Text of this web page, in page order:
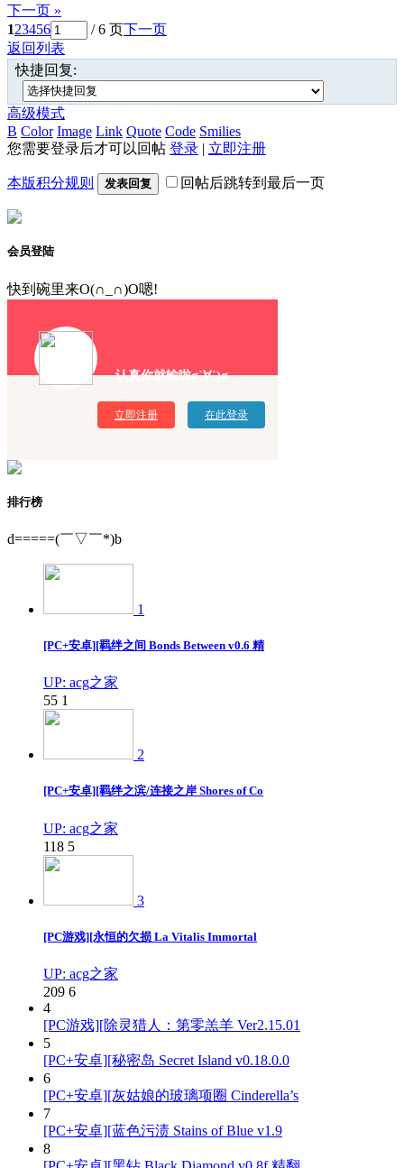
下一页 »
123456 / 6 页下一页
返回列表
快捷回复:
高级模式
B Color Image Link Quote Code Smilies
您需要登录后才可以回帖 登录 | 立即注册
本版积分规则 发表回复 回帖后跳转到最后一页
会员登陆
快到碗里来O(∩_∩)O嗯!
认真你就输啦σ`∀´)σ
立即注册 在此登录
排行榜
d=====(￣▽￣*)b
1
[PC+安卓][羁绊之间 Bonds Between v0.6 精
UP: acg之家
55 1
2
[PC+安卓][羁绊之滨/连接之岸 Shores of Co
UP: acg之家
118 5
3
[PC游戏][永恒的欠损 La Vitalis Immortal
UP: acg之家
209 6
4
[PC游戏][除灵猎人：第零羔羊 Ver2.15.01
5
[PC+安卓][秘密岛 Secret Island v0.18.0.0
6
[PC+安卓][灰姑娘的玻璃项圈 Cinderella’s
7
[PC+安卓][蓝色污渍 Stains of Blue v1.9
8